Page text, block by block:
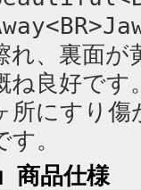
れ、裏面が
ね良好です
所にすり
す。
商品仕様